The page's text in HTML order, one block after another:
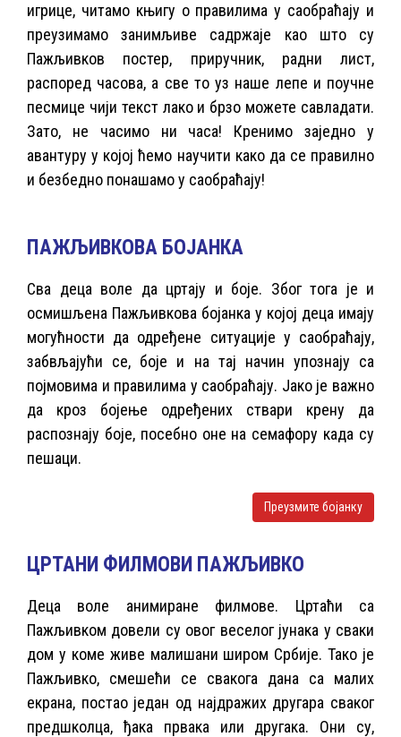
игрице, читамо књигу о правилима у саобраћају и
преузимамо занимљиве садржаје као што су
Пажљивков постер, приручник, радни лист,
распоред часова, а све то уз наше лепе и поучне
песмице чији текст лако и брзо можете савладати.
Зато, не часимо ни часа! Кренимо заједно у
авантуру у којој ћемо научити како да се правилно
и безбедно понашамо у саобраћају!
ПАЖЉИВКОВА БОЈАНКА
Сва деца воле да цртају и боје. Због тога је и
осмишљена Пажљивкова бојанка у којој деца имају
могућности да одређене ситуације у саобраћају,
забвљајући се, боје и на тај начин упознају са
појмовима и правилима у саобраћају. Јако је важно
да кроз бојење одређених ствари крену да
распознају боје, посебно оне на семафору када су
пешаци.
Преузмите бојанку
ЦРТАНИ ФИЛМОВИ ПАЖЉИВКО
Деца воле анимиране филмове. Цртаћи са
Пажљивком довели су овог веселог јунака у сваки
дом у коме живе малишани широм Србије. Тако је
Пажљивко, смешећи се свакога дана са малих
екрана, постао један од најдражих другара сваког
предшколца, ђака првака или другака. Они су,